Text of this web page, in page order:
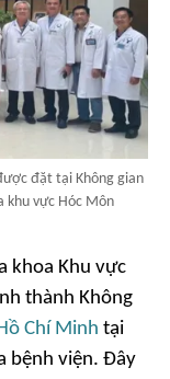
đặt tại Không gian
khu vực Hóc Môn
khoa Khu vực
thành Không
Chí Minh tại
bệnh viện. Đây